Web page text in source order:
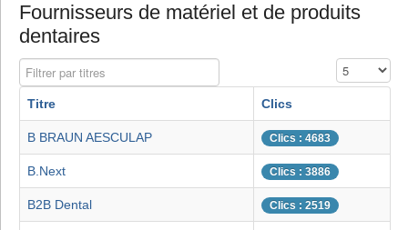
Fournisseurs de matériel et de produits
dentaires
Filtrer par titres Affichage #
Titre Clics
B BRAUN AESCULAP Clics : 4683
B.Next Clics : 3886
B2B Dental Clics : 2519